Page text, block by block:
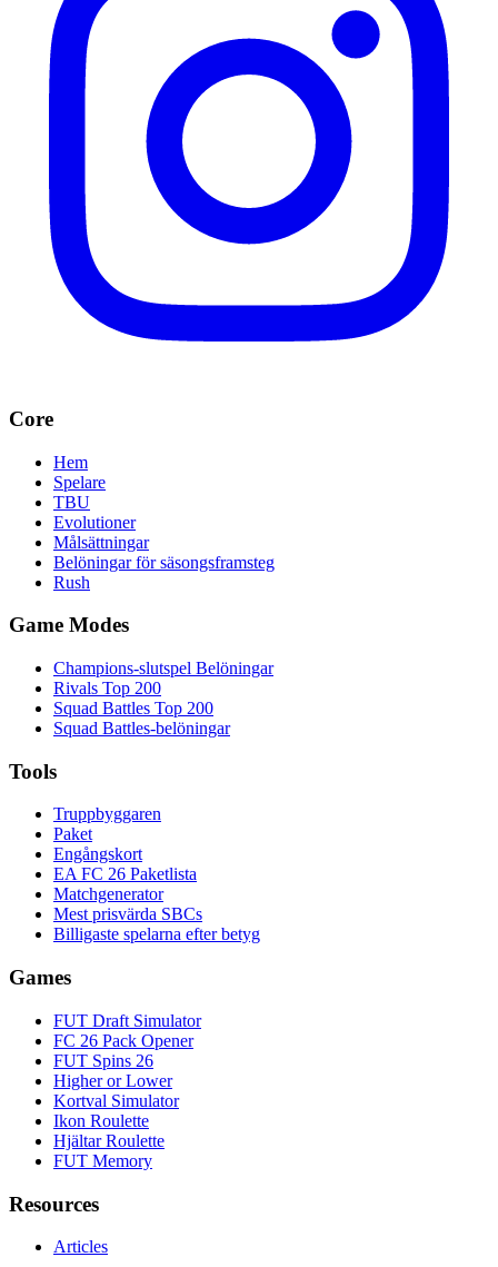
Core
Hem
Spelare
TBU
Evolutioner
Målsättningar
Belöningar för säsongsframsteg
Rush
Game Modes
Champions-slutspel Belöningar
Rivals Top 200
Squad Battles Top 200
Squad Battles-belöningar
Tools
Truppbyggaren
Paket
Engångskort
EA FC 26 Paketlista
Matchgenerator
Mest prisvärda SBCs
Billigaste spelarna efter betyg
Games
FUT Draft Simulator
FC 26 Pack Opener
FUT Spins 26
Higher or Lower
Kortval Simulator
Ikon Roulette
Hjältar Roulette
FUT Memory
Resources
Articles